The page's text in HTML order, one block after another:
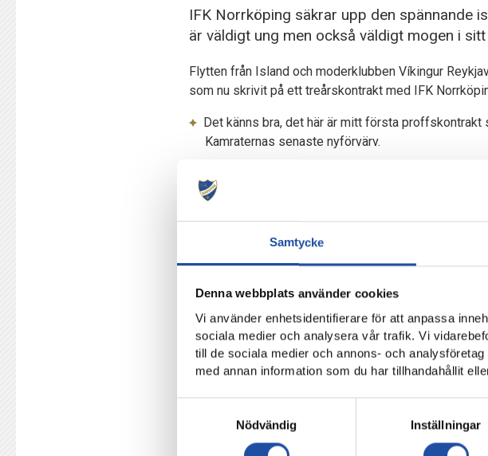
Samtycke
Denna webbplats använder cookies
Vi använder enhetsidentifierare för att anpassa
sociala medier och analysera vår trafik. Vi
till de sociala medier och annons- och
med annan information som du har tillhandahållit
Nödvändig
Inställningar
IFK Norrköping säkrar upp den spännande
är väldigt ung men också väldigt mogen i
Flytten från Island och moderklubben Víkingur
som nu skrivit på ett treårskontrakt med IFK
Det känns bra, det här är mitt första
Kamraternas senaste nyförvärv.
Jag är en spelare som vill framåt och är direkt. En
min ålder och sen tycker jag att jag har bra
lett fram till att yttermittfältaren nu tar karriären till IFK
Hon är väldigt ung men också väldigt mogen i sitt
Det vi ser att vi behöver lägga tid på är att hon
skriver ett långt kontrakt, som gäller över
Det är ett stort steg att ta som 17-åring, men här